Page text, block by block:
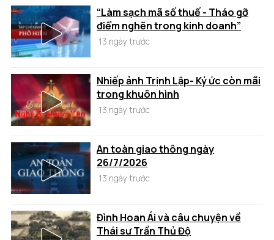
“Làm sạch mã số thuế - Tháo gỡ
điểm nghẽn trong kinh doanh”
13 ngày trước
Nhiếp ảnh Trịnh Lập- Ký ức còn mãi
trong khuôn hình
13 ngày trước
An toàn giao thông ngày
26/7/2026
13 ngày trước
Đình Hoan Ái và câu chuyện về
Thái sư Trần Thủ Độ